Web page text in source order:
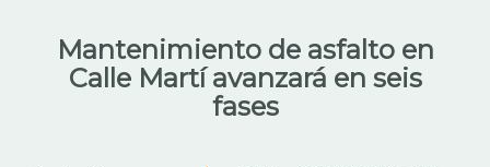
Mantenimiento de asfalto en
Calle Martí avanzará en seis
fases